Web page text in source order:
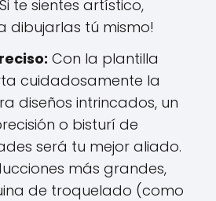
te sientes artístico,
dibujarlas tú mismo!
Con la plantilla
cuidadosamente la
diseños intrincados, un
o bisturí de
será tu mejor aliado.
más grandes,
de troquelado (como